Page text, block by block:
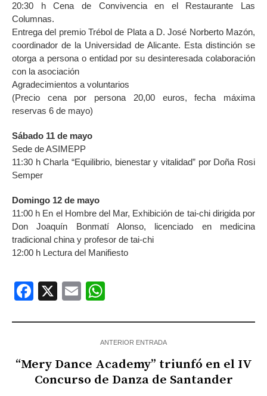
20:30 h Cena de Convivencia en el Restaurante Las
Columnas.
Entrega del premio Trébol de Plata a D. José Norberto Mazón,
coordinador de la Universidad de Alicante. Esta distinción se
otorga a persona o entidad por su desinteresada colaboración
con la asociación
Agradecimientos a voluntarios
(Precio cena por persona 20,00 euros, fecha máxima
reservas 6 de mayo)
Sábado 11 de mayo
Sede de ASIMEPP
11:30 h Charla “Equilibrio, bienestar y vitalidad” por Doña Rosi
Semper
Domingo 12 de mayo
11:00 h En el Hombre del Mar, Exhibición de tai-chi dirigida por
Don Joaquín Bonmatí Alonso, licenciado en medicina
tradicional china y profesor de tai-chi
12:00 h Lectura del Manifiesto
Facebook
X Email
ANTERIOR ENTRADA
“Mery Dance Academy” triunfó en el IV
Concurso de Danza de Santander